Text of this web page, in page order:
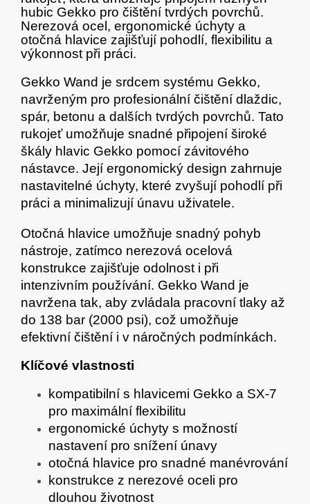
hubic Gekko pro čištění tvrdých povrchů.
Nerezová ocel, ergonomické úchyty a
otočná hlavice zajišťují pohodlí, flexibilitu a
výkonnost při práci.
Gekko Wand je srdcem systému Gekko,
navrženým pro profesionální čištění dlaždic,
spár, betonu a dalších tvrdých povrchů. Tato
rukojeť umožňuje snadné připojení široké
škály hlavic Gekko pomocí závitového
nástavce. Její ergonomický design zahrnuje
nastavitelné úchyty, které zvyšují pohodlí při
práci a minimalizují únavu uživatele.
Otočná hlavice umožňuje snadný pohyb
nástroje, zatímco nerezová ocelová
konstrukce zajišťuje odolnost i při
intenzivním používání. Gekko Wand je
navržena tak, aby zvládala pracovní tlaky až
do 138 bar (2000 psi), což umožňuje
efektivní čištění i v náročných podmínkách.
Klíčové vlastnosti
kompatibilní s hlavicemi Gekko a SX-7
pro maximální flexibilitu
ergonomické úchyty s možností
nastavení pro snížení únavy
otočná hlavice pro snadné manévrování
konstrukce z nerezové oceli pro
dlouhou životnost